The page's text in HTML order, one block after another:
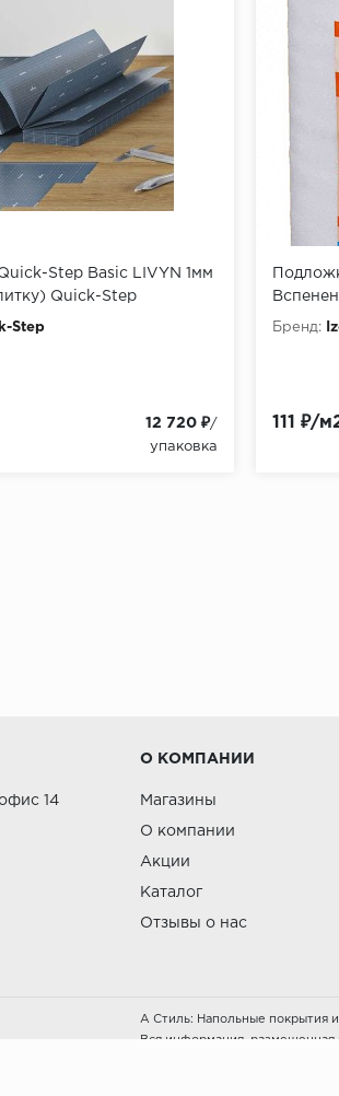
Step Basic LIVYN 1мм
Quick-Step
Step
12 720 ₽/
упаковка
Бренд:
111 ₽/
14
О КОМПАНИИ
Магазины
О компании
Акции
Каталог
Отзывы о нас
А Стиль: Напольные покрытия
Вся информация, размещенная